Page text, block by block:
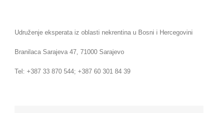
Udruženje eksperata iz oblasti nekrentina u Bosni i Hercegovini
Branilaca Sarajeva 47, 71000 Sarajevo
Tel: +387 33 870 544; +387 60 301 84 39